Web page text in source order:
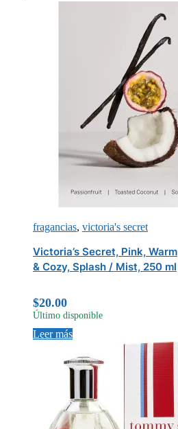
fragancias, victoria's secret
Victoria’s Secret, Pink, Warm
& Cozy, Splash / Mist, 250 ml
$20.00
Último disponible
Leer más